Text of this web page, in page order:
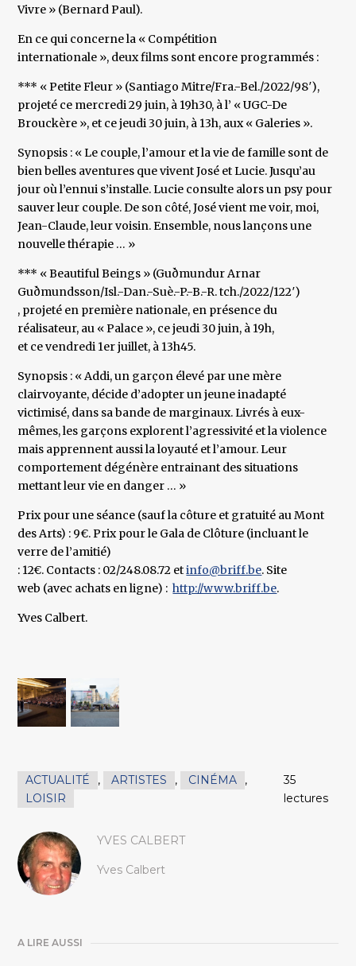
Vivre » (Bernard Paul).
En ce qui concerne la « Compétition
internationale », deux films sont encore programmés :
*** « Petite Fleur » (Santiago Mitre/Fra.-Bel./2022/98′),
projeté ce mercredi 29 juin, à 19h30, à l’ « UGC-De
Brouckère », et ce jeudi 30 juin, à 13h, aux « Galeries ».
Synopsis : « Le couple, l’amour et la vie de famille sont de
bien belles aventures que vivent José et Lucie. Jusqu’au
jour où l’ennui s’installe. Lucie consulte alors un psy pour
sauver leur couple. De son côté, José vient me voir, moi,
Jean-Claude, leur voisin. Ensemble, nous lançons une
nouvelle thérapie … »
*** « Beautiful Beings » (Guðmundur Arnar
Guðmundsson/Isl.-Dan.-Suè.-P.-B.-R. tch./2022/122′)
, projeté en première nationale, en présence du
réalisateur, au « Palace », ce jeudi 30 juin, à 19h,
et ce vendredi 1er juillet, à 13h45.
Synopsis : « Addi, un garçon élevé par une mère
clairvoyante, décide d’adopter un jeune inadapté
victimisé, dans sa bande de marginaux. Livrés à eux-
mêmes, les garçons explorent l’agressivité et la violence
mais apprennent aussi la loyauté et l’amour. Leur
comportement dégénère entrainant des situations
mettant leur vie en danger … »
Prix pour une séance (sauf la côture et gratuité au Mont
des Arts) : 9€. Prix pour le Gala de Clôture (incluant le
verre de l’amitié)
: 12€. Contacts : 02/248.08.72 etinfo@briff.be. Site
web (avec achats en ligne) :http://www.briff.be.
Yves Calbert.
ACTUALITÉ , ARTISTES , CINÉMA
,
LOISIR
35
lectures
YVES CALBERT
Yves Calbert
A LIRE AUSSI